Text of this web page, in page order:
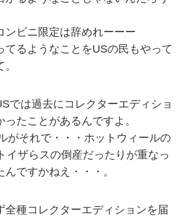
ンビニ限定は辞めれーーー
てるようなことをUSの民もやって
では過去にコレクターエディショ
たことがあるんですよ。
がそれで・・・ホットウィールの
イザらスの倒産だったりが重なっ
ですかねえ・・・。
全種コレクターエディションを届